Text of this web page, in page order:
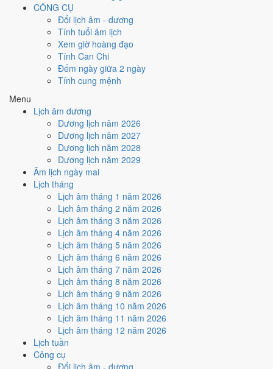
CÔNG CỤ
Đổi lịch âm - dương
Tính tuổi âm lịch
Xem giờ hoàng đạo
Tính Can Chi
Đếm ngày giữa 2 ngày
Tính cung mệnh
Menu
Lịch âm dương
Dương lịch năm 2026
Dương lịch năm 2027
Dương lịch năm 2028
Dương lịch năm 2029
Âm lịch ngày mai
Lịch tháng
Lịch âm tháng 1 năm 2026
Lịch âm tháng 2 năm 2026
Lịch âm tháng 3 năm 2026
Lịch âm tháng 4 năm 2026
Lịch âm tháng 5 năm 2026
Lịch âm tháng 6 năm 2026
Lịch âm tháng 7 năm 2026
Lịch âm tháng 8 năm 2026
Lịch âm tháng 9 năm 2026
Lịch âm tháng 10 năm 2026
Lịch âm tháng 11 năm 2026
Lịch âm tháng 12 năm 2026
Lịch tuần
Công cụ
Đổi lịch âm - dương
4 /10Trung bình
Khai trương - mở cửa hàng hôm nay ở
Ngày Hắc Đạogây bất lợi.
Cách tính ngày tốt
Ký hợp đồng - giao ước
Xấu
Ký hợp đồng - giao ước hôm nay ở
Nguy và Ngày Hắc Đạo
Cách tính ngày tốt
Động thổ - khởi công
Xấu
Động thổ - khởi công hôm nay ở
và Ngày Hắc Đạogây bất lợi.
Cách tính ngày tốt
Nhập trạch - vào nhà mới
Trung bình
Nhập trạch - vào nhà mới hôm nay ở
Ngày Hắc Đạogây bất lợi.
Cách tính ngày tốt
Mua xe - tậu xe
Xấu
Mua xe - tậu xe hôm nay ởmức xấu (3/10)
Ngày Hắc Đạogây bất lợi.
Cách tính ngày tốt
Xuất hành - đi xa
4
/10Trung bình
Xuất hành - đi xa hôm nay ở
Hắc Đạogây bất lợi.